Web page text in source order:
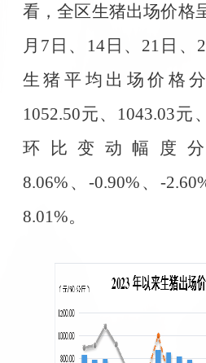
看，全区生猪出场价格
月 7 日、 14日、 21 日、
生猪平均出场价格
1052.50元、 1043.03元、
环比变动幅度
8.06% 、 -0.90% 、 -
8.01%。